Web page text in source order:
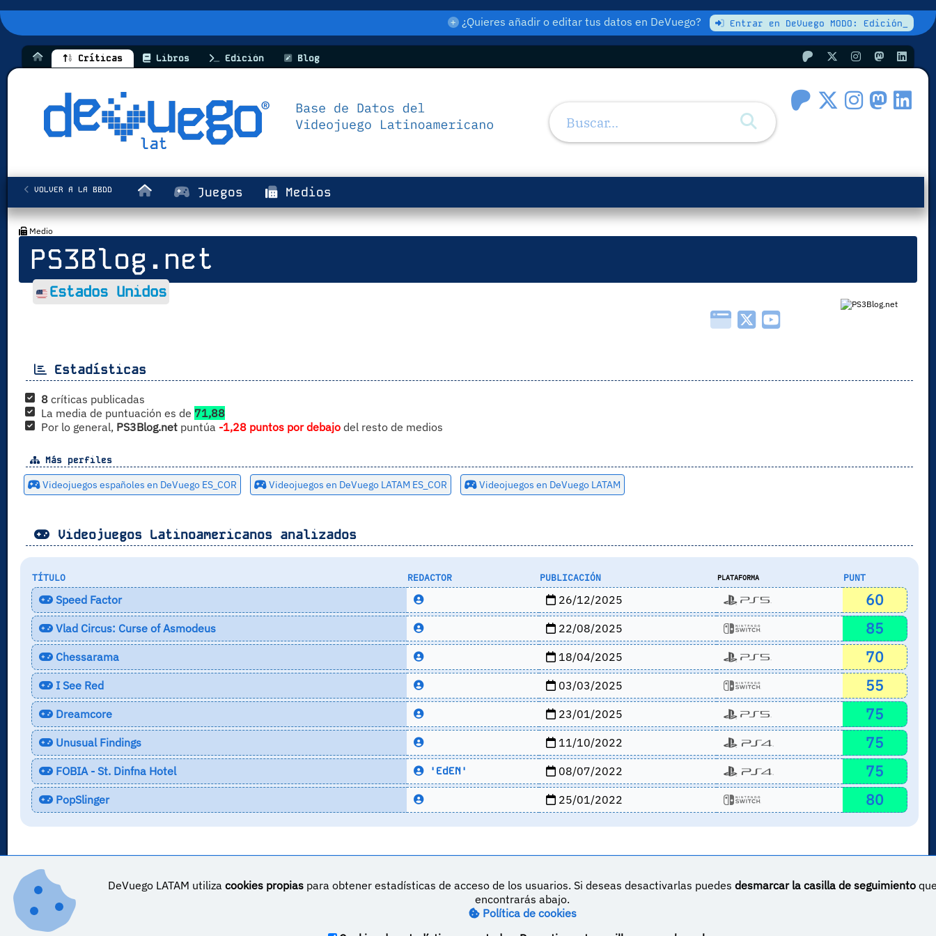
¿Quieres añadir o editar tus datos en DeVuego? Entrar en DeVuego MODO: Edición_
Críticas Libros Edición Blog
Juegos Medios
VOLVER A LA BBDD
Medio
PS3Blog.net
Estados Unidos
Estadísticas
8críticas publicadas
La media de puntuación es de 71,88
Por lo general, PS3Blog.netpuntúa -1,28 puntos por debajodel resto de medios
Más perfiles
Videojuegos españoles en DeVuego ES_COR Videojuegos en DeVuego LATAM ES_COR Videojuegos en DeVuego LATAM
Videojuegos Latinoamericanos analizados
TÍTULO REDACTOR PUBLICACIÓN PLATAFORMA PUNT
Speed Factor 26/12/2025 60
Vlad Circus: Curse of Asmodeus 22/08/2025 85
Chessarama 18/04/2025 70
I See Red 03/03/2025 55
Dreamcore 23/01/2025 75
Unusual Findings 11/10/2022 75
FOBIA - St. Dinfna Hotel 'EdEN' 08/07/2022 75
PopSlinger 25/01/2022 80
DeVuego es un proyecto sin ánimo de lucro creado porYova Turnes
DeVuego LATAM ES_COR es parte de ©DeVuego LATAM
DeVuego LATAM es parte de DeVuego
Sobre DeVuego LATAM ES_COR
Contacto
DeVuego LATAM utiliza cookies propiaspara obtener estadísticas de acceso de los usuarios. Si deseas desactivarlas puedes desmarcar la casilla de seguimiento
encontrarás abajo.
Política de cookies